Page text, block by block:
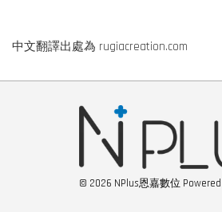
中文翻譯出處為 rugiacreation.com
© 2026 NPlus恩嘉數位